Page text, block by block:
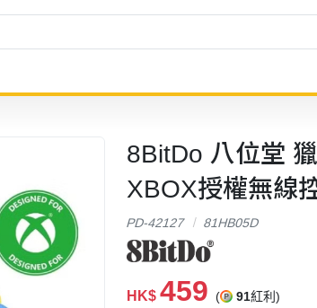
8BitDo 八位堂
XBOX授權無線
PD-42127 81HB05D
HK$ 459 ( 91紅利)